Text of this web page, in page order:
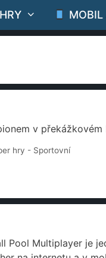
MOBIL
v překážkovém
hry - Sportovní
Pool Multiplayer je